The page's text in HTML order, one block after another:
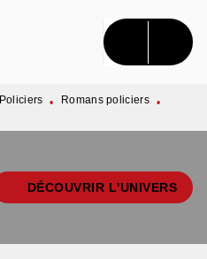
CONTENU
Policiers • Romans policiers •
DÉCOUVRIR L'UNIVERS